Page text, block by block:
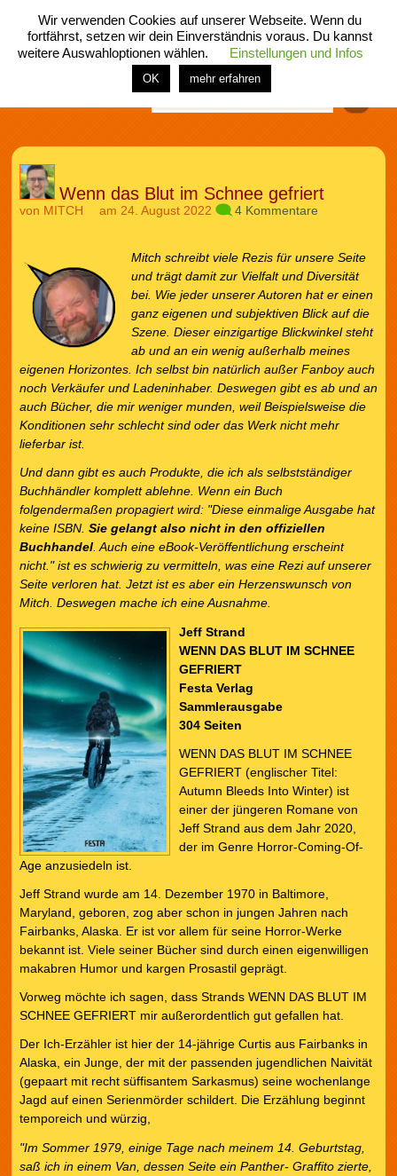
menü
home rubrik buch comic spiel fotos shop
Wenn das Blut im Schnee gefriert
von MITCH am 24. August 2022 4 Kommentare
Mitch schreibt viele Rezis für unsere Seite
und trägt damit zur Vielfalt und Diversität
bei. Wie jeder unserer Autoren hat er einen
ganz eigenen und subjektiven Blick auf die
Szene. Dieser einzigartige Blickwinkel steht
ab und an ein wenig außerhalb meines
eigenen Horizontes. Ich selbst bin natürlich außer Fanboy auch
noch Verkäufer und Ladeninhaber. Deswegen gibt es ab und an
auch Bücher, die mir weniger munden, weil Beispielsweise die
Konditionen sehr schlecht sind oder das Werk nicht mehr
lieferbar ist.
Und dann gibt es auch Produkte, die ich als selbstständiger
Buchhändler komplett ablehne. Wenn ein Buch
folgendermaßen propagiert wird: "Diese einmalige Ausgabe hat
keine ISBN. Sie gelangt also nicht in den offiziellen
Buchhandel. Auch eine eBook-Veröffentlichung erscheint
nicht." ist es schwierig zu vermitteln, was eine Rezi auf unserer
Seite verloren hat. Jetzt ist es aber ein Herzenswunsch von
Mitch. Deswegen mache ich eine Ausnahme.
Jeff Strand
WENN DAS BLUT IM SCHNEE
GEFRIERT
Festa Verlag
Sammlerausgabe
304 Seiten
WENN DAS BLUT IM SCHNEE
GEFRIERT (englischer Titel:
Autumn Bleeds Into Winter) ist
einer der jüngeren Romane von
Jeff Strand aus dem Jahr 2020,
der im Genre Horror-Coming-Of-
Age anzusiedeln ist.
Jeff Strand wurde am 14. Dezember 1970 in Baltimore,
Maryland, geboren, zog aber schon in jungen Jahren nach
Fairbanks, Alaska. Er ist vor allem für seine Horror-Werke
bekannt ist. Viele seiner Bücher sind durch einen eigenwilligen
makabren Humor und kargen Prosastil geprägt.
Vorweg möchte ich sagen, dass Strands WENN DAS BLUT IM
SCHNEE GEFRIERT mir außerordentlich gut gefallen hat.
Der Ich-Erzähler ist hier der 14-jährige Curtis aus Fairbanks in
Alaska, ein Junge, der mit der passenden jugendlichen Naivität
(gepaart mit recht süffisantem Sarkasmus) seine wochenlange
Jagd auf einen Serienmörder schildert. Die Erzählung beginnt
temporeich und würzig,
"Im Sommer 1979, einige Tage nach meinem 14. Geburtstag,
saß ich in einem Van, dessen Seite ein Panther- Graffito zierte,
Wir verwenden Cookies auf unserer Webseite. Wenn du
fortfährst, setzen wir dein Einverständnis voraus. Du kannst
weitere Auswahloptionen wählen.
Einstellungen und Infos
OK mehr erfahren